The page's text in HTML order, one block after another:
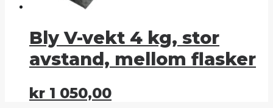
Bly V-vekt 4 kg, stor
avstand, mellom flasker
kr 1 050,00